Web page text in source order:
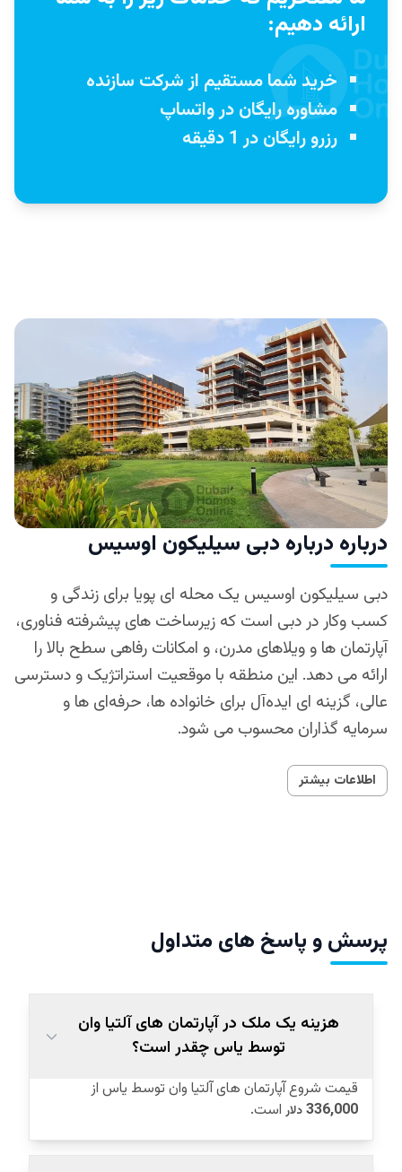
ارائه دهیم:
خرید شما مستقیم از شرکت سازنده
مشاوره رایگان در واتساپ
رزرو رایگان در 1 دقیقه
درباره درباره دبی سیلیکون اوسیس
دبی سیلیکون اوسیس یک محله ای پویا برای زندگی و
کسب‌ وکار در دبی است که زیرساخت‌ های پیشرفته فناوری،
آپارتمان‌ ها و ویلاهای مدرن، و امکانات رفاهی سطح بالا را
ارائه می‌ دهد. این منطقه با موقعیت استراتژیک و دسترسی
عالی، گزینه‌ ای ایده‌آل برای خانواده‌ ها، حرفه‌ای‌ ها و
سرمایه‌ گذاران محسوب می‌ شود.
اطلاعات بیشتر
پرسش و پاسخ های متداول
هزینه یک ملک در آپارتمان‌ های آلتیا وان
توسط یاس چقدر است؟
قیمت شروع آپارتمان‌ های آلتیا وان توسط یاس از
336,000 دلار است.